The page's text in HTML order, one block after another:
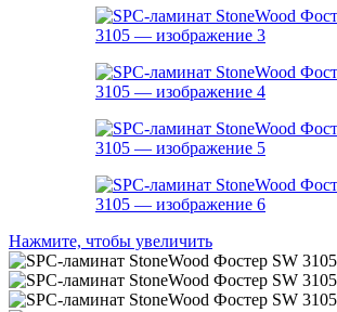
Нажмите, чтобы увеличить